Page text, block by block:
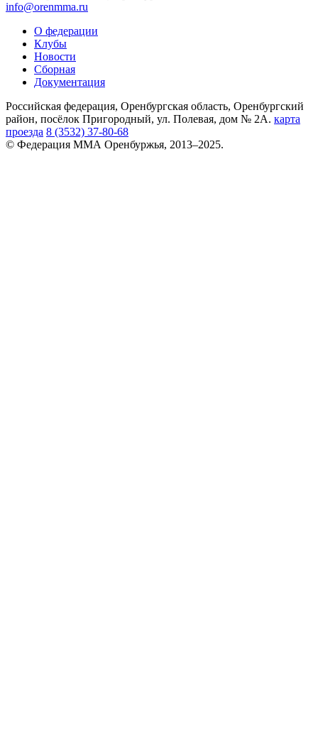
info@orenmma.ru
О федерации
Клубы
Новости
Сборная
Документация
Российская федерация, Оренбургская область, Оренбургский
район, посёлок Пригородный, ул. Полевая, дом № 2А. карта
проезда 8 (3532) 37-80-68
© Федерация ММА Оренбуржья, 2013–2025.